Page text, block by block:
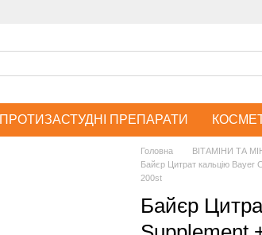
ПРОТИЗАСТУДНІ ПРЕПАРАТИ
Головна ВІТАМІНИ ТА
Байєр Цитрат кальцію Bayer
200st
Байєр